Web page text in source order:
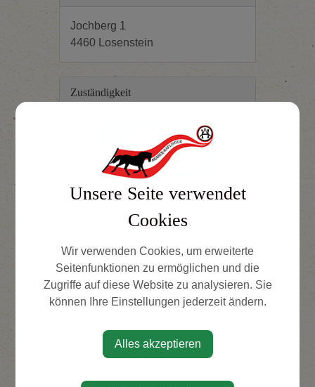
Jochberg 1
4460 Losenstein
Zuständigkeit
Unsere Seite verwendet
Cookies
Wir verwenden Cookies, um erweiterte
Seitenfunktionen zu ermöglichen und die
Zugriffe auf diese Website zu analysieren. Sie
können Ihre Einstellungen jederzeit ändern.
Alles akzeptieren